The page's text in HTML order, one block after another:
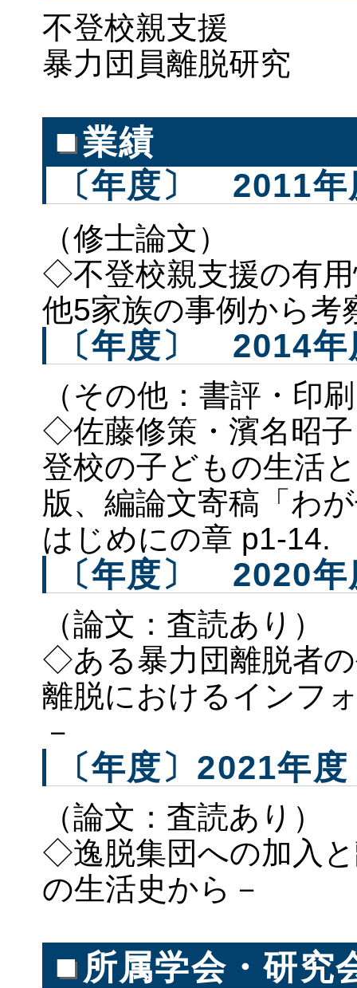
不登校親支援
暴力団員離脱研究
■業績
〔年度〕 2011年
（修士論文）
◇不登校親支援の有
他5家族の事例か
〔年度〕 2014年
（その他：書評・印
◇佐藤修策・濱名昭
登校の子どもの生活
版、編論文寄稿「わ
はじめにの章 p1-14.
〔年度〕 2020年
（論文：査読あり）
◇ある暴力団離脱者
離脱におけるインフ
－
〔年度〕2021年度
（論文：査読あり）
◇逸脱集団への加入
の生活史から－
■ 所属学会・研究